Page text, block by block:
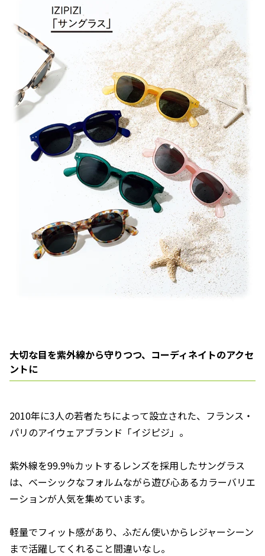
大切な目を紫外線から守りつつ、コーディネイトのアクセ
ントに
2010年に3人の若者たちによって設立された、フランス・
パリのアイウェアブランド「イジピジ」。
紫外線を99.9%カットするレンズを採用したサングラス
は、ベーシックなフォルムながら遊び心あるカラーバリエ
ーションが人気を集めています。
軽量でフィット感があり、ふだん使いからレジャーシーン
まで活躍してくれること間違いなし。